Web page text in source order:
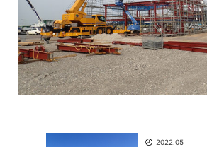
2022.05